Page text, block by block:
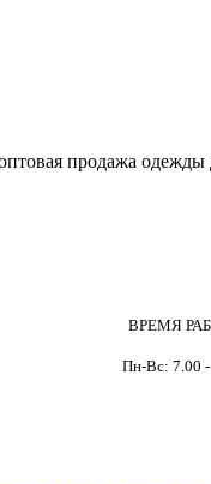
продажа
ВРЕМЯ
Пн-Вс: 7.00 -